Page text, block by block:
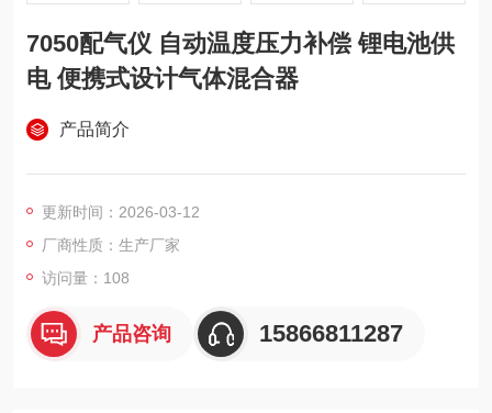
7050配气仪 自动温度压力补偿 锂电池供
电 便携式设计气体混合器
产品简介
更新时间：2026-03-12
厂商性质：生产厂家
访问量：108
产品咨询 15866811287